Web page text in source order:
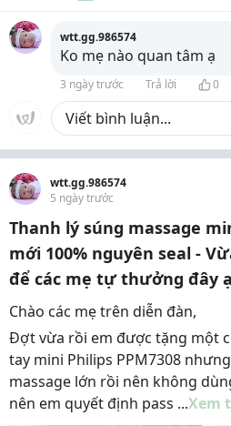
wtt.gg.986574
Ko mẹ nào quan tâm ạ
3 ngày trước Trả lời 0
wtt.gg.986574
5 ngày trước
Thanh lý súng massage
mới 100% nguyên seal -
để các mẹ tự thưởng đây
Chào các mẹ trên diễn đàn,
Đợt vừa rồi em được tặng một
tay mini Philips PPM7308
massage lớn rồi nên không
nên em quyết định pass ...Xem